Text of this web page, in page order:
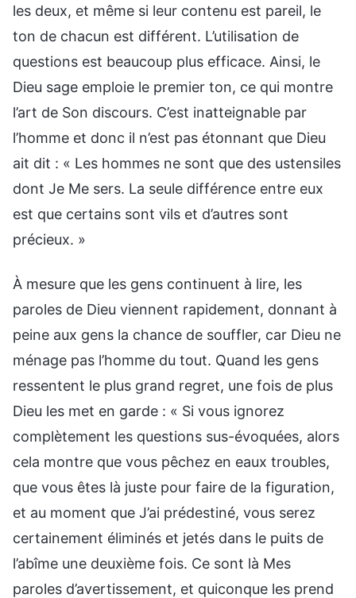
les deux, et même si leur contenu est pareil, le
ton de chacun est différent. L’utilisation de
questions est beaucoup plus efficace. Ainsi, le
Dieu sage emploie le premier ton, ce qui montre
l’art de Son discours. C’est inatteignable par
l’homme et donc il n’est pas étonnant que Dieu
ait dit : « Les hommes ne sont que des ustensiles
dont Je Me sers. La seule différence entre eux
est que certains sont vils et d’autres sont
précieux. »
À mesure que les gens continuent à lire, les
paroles de Dieu viennent rapidement, donnant à
peine aux gens la chance de souffler, car Dieu ne
ménage pas l’homme du tout. Quand les gens
ressentent le plus grand regret, une fois de plus
Dieu les met en garde : « Si vous ignorez
complètement les questions sus-évoquées, alors
cela montre que vous pêchez en eaux troubles,
que vous êtes là juste pour faire de la figuration,
et au moment que J’ai prédestiné, vous serez
certainement éliminés et jetés dans le puits de
l’abîme une deuxième fois. Ce sont là Mes
paroles d’avertissement, et quiconque les prend